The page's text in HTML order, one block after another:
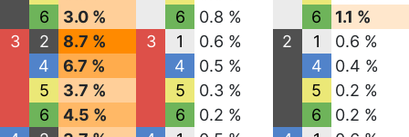
6
3.0 %
3
2
8.7 %
4
6.7 %
5
3.7 %
6
4.5 %
6
0.8 %
3
1
0.6 %
4
0.5 %
5
0.3 %
6
0.2 %
6
1.1 %
2
1
0.6 %
4
0.4 %
5
0.2 %
6
0.2 %